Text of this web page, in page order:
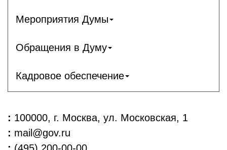
Мероприятия Думы
Обращения в Думу
Кадровое обеспечение
: 100000, г. Москва, ул. Московская, 1
: mail@gov.ru